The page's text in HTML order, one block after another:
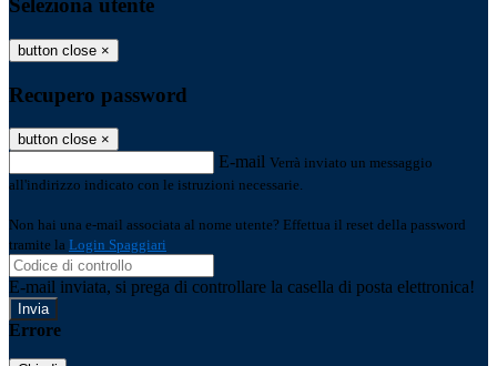
Seleziona utente
button close ×
Recupero password
button close ×
E-mail Verrà inviato un messaggio
all'indirizzo indicato con le istruzioni necessarie.
Non hai una e-mail associata al nome utente? Effettua il reset della password
tramite la Login Spaggiari
E-mail inviata, si prega di controllare la casella di posta elettronica!
Errore